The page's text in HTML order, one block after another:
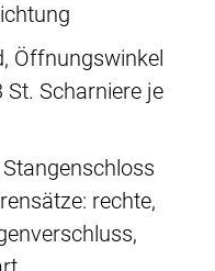
Öffnungswinkel
St. Scharniere je
rechte,